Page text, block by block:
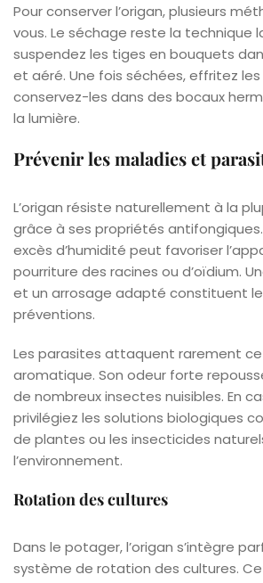
Pour conserver l’origan, plusieurs
vous. Le séchage reste la technique
suspendez les tiges en bouquets
et aéré. Une fois séchées, effritez
conservez-les dans des bocaux
la lumière.
Prévenir les maladies et
L’origan résiste naturellement à la
grâce à ses propriétés
excès d’humidité peut favoriser
pourriture des racines ou d’oïdium.
et un arrosage adapté constituent
préventions.
Les parasites attaquent rarement
aromatique. Son odeur forte
de nombreux insectes nuisibles. En
privilégiez les solutions biologiques
de plantes ou les insecticides
l’environnement.
Rotation des cultures
Dans le potager, l’origan s’intègre
système de rotation des cultures.